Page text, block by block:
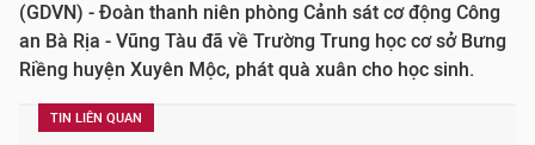
(GDVN) - Đoàn thanh niên phòng Cảnh sát cơ động Công
an Bà Rịa - Vũng Tàu đã về Trường Trung học cơ sở Bưng
Riềng huyện Xuyên Mộc, phát quà xuân cho học sinh.
TIN LIÊN QUAN